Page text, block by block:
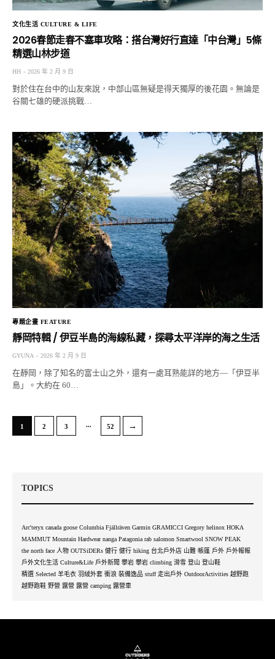
文化生活 CULTURE & LIFE
2026春節走春不塞車攻略：搭台灣好行直達「中台灣」5條
精選山林步道
HH 2026 年 2 月 9 日
對於住在台中的山友來說，中部山區無疑是得天獨厚的後花園。無論是
谷關七雄的硬派挑戰…
專題企畫 FEATURE
靜岡特輯 / 伊豆半島的海線私藏，探尋太平洋岸的海之生活
GYUNA 2026 年 2 月 9 日
在靜岡，除了知名的富士山之外，還有一處耳熟能詳的地方—「伊豆半
島」。大約在 60…
1 2 3 ... 52 →
TOPICS
Arc'teryx canada goose Columbia Fjällräven Garmin GRAMICCI Gregory helinox HOKA
MAMMUT Mountain Hardwear nanga Patagonia rab salomon Smartwool SNOW PEAK
the north face 人物 OUTSiDERs 健行 健行 hiking 台北戶外店 山難 帳篷 戶外 戶外報報
戶外文化生活 Culture&Life 戶外新聞 攀岩 攀岩 climbing 滑雪 登山 登山鞋
精選 Selected 羊毛衣 羽絨外套 衝浪 裝備逸品 stuff 走出戶外 OutdoorActivities 越野跑
越野跑鞋 野營 露營 露營 camping 露營車